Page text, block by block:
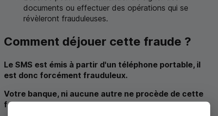
documents ou effectuer des opérations qui se
révèleront frauduleuses.
Comment déjouer cette fraude ?
Le SMS est émis à partir d'un téléphone portable, il
est donc forcément frauduleux.
Votre banque, ni aucune autre ne procède de cette
façon.